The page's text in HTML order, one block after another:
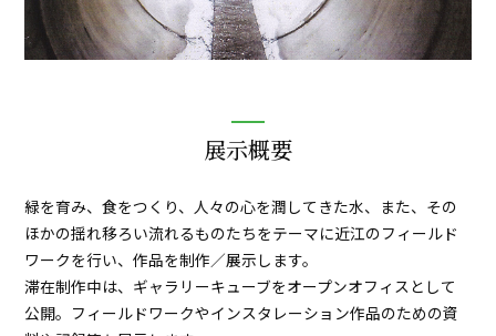
展示概要
緑を育み、食をつくり、人々の心を潤してきた水、また、その
ほかの揺れ移ろい流れるものたちをテーマに近江のフィールド
ワークを行い、作品を制作／展示します。
滞在制作中は、ギャラリーキューブをオープンオフィスとして
公開。フィールドワークやインスタレーション作品のための資